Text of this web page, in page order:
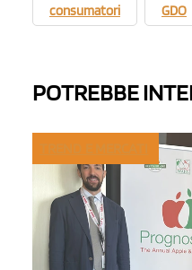
consumatori GDO
POTREBBE